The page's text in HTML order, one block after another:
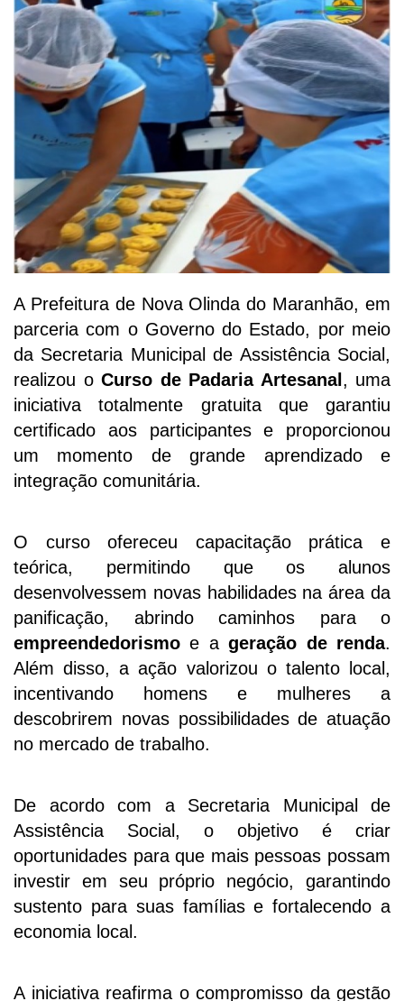
A Prefeitura de Nova Olinda do Maranhão, em
parceria com o Governo do Estado, por meio
da Secretaria Municipal de Assistência Social,
realizou o Curso de Padaria Artesanal , uma
iniciativa totalmente gratuita que garantiu
certificado aos participantes e proporcionou
um momento de grande aprendizado e
integração comunitária.
O curso ofereceu capacitação prática e
teórica, permitindo que os alunos
desenvolvessem novas habilidades na área da
panificação, abrindo caminhos para o
empreendedorismo e ageração de renda.
Além disso, a ação valorizou o talento local,
incentivando homens e mulheres a
descobrirem novas possibilidades de atuação
no mercado de trabalho.
De acordo com a Secretaria Municipal de
Assistência Social, o objetivo é criar
oportunidades para que mais pessoas possam
investir em seu próprio negócio, garantindo
sustento para suas famílias e fortalecendo a
economia local.
A iniciativa reafirma o compromisso da gestão